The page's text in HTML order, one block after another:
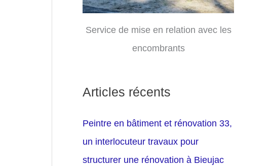
Service de mise en relation avec les
encombrants
Articles récents
Peintre en bâtiment et rénovation 33,
un interlocuteur travaux pour
structurer une rénovation à Bieujac